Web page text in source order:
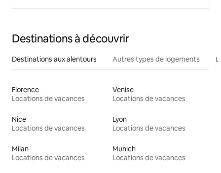
Destinations à découvrir
Destinations aux alentours Autres types de logements
Florence
Locations de vacances
Venise
Locations de vacances
Nice
Locations de vacances
Lyon
Locations de vacances
Milan
Locations de vacances
Munich
Locations de vacances